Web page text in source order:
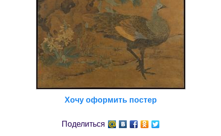
Хочу оформить постер
Поделиться